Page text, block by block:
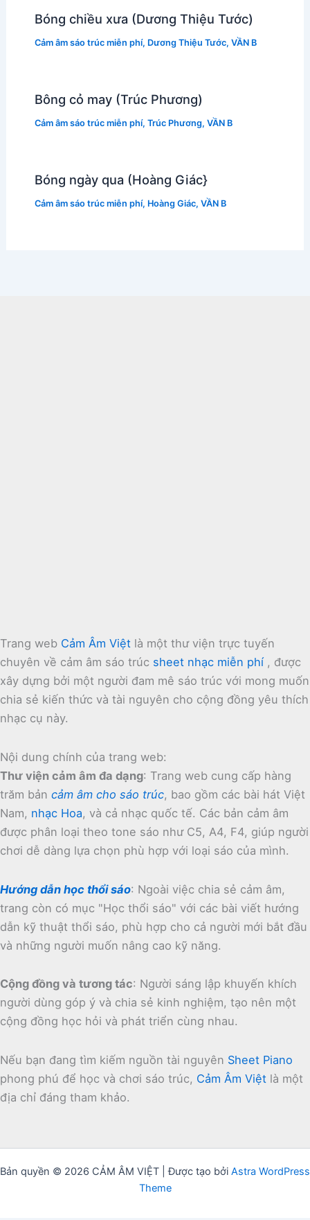
Bóng chiều xưa (Dương Thiệu Tước)
Cảm âm sáo trúc miễn phí, Dương Thiệu Tước, VẦN B
Bông cỏ may (Trúc Phương)
Cảm âm sáo trúc miễn phí, Trúc Phương, VẦN B
Bóng ngày qua (Hoàng Giác}
Cảm âm sáo trúc miễn phí, Hoàng Giác, VẦN B
Trang web Cảm Âm Việt là một thư viện trực tuyến
chuyên về cảm âm sáo trúc sheet nhạc miễn phí , được
xây dựng bởi một người đam mê sáo trúc với mong muốn
chia sẻ kiến thức và tài nguyên cho cộng đồng yêu thích
nhạc cụ này.
Nội dung chính của trang web:
Thư viện cảm âm đa dạng: Trang web cung cấp hàng
trăm bản cảm âm cho sáo trúc, bao gồm các bài hát Việt
Nam, nhạc Hoa, và cả nhạc quốc tế. Các bản cảm âm
được phân loại theo tone sáo như C5, A4, F4, giúp người
chơi dễ dàng lựa chọn phù hợp với loại sáo của mình.
Hướng dẫn học thổi sáo: Ngoài việc chia sẻ cảm âm,
trang còn có mục "Học thổi sáo" với các bài viết hướng
dẫn kỹ thuật thổi sáo, phù hợp cho cả người mới bắt đầu
và những người muốn nâng cao kỹ năng.
Cộng đồng và tương tác: Người sáng lập khuyến khích
người dùng góp ý và chia sẻ kinh nghiệm, tạo nên một
cộng đồng học hỏi và phát triển cùng nhau.
Nếu bạn đang tìm kiếm nguồn tài nguyên Sheet Piano
phong phú để học và chơi sáo trúc, Cảm Âm Việt là một
địa chỉ đáng tham khảo.
Bản quyền © 2026 CẢM ÂM VIỆT | Được tạo bởi Astra WordPress
Theme